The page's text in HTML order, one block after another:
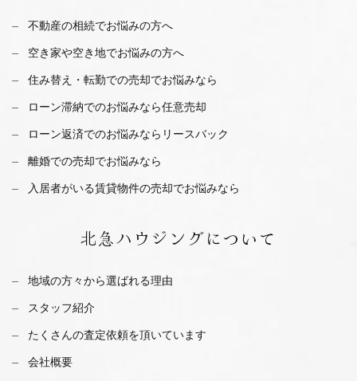
不動産の相続でお悩みの方へ
空き家や空き地でお悩みの方へ
住み替え・転勤での売却でお悩みなら
ローン滞納でのお悩みなら任意売却
ローン返済でのお悩みならリースバック
離婚での売却でお悩みなら
入居者がいる賃貸物件の売却でお悩みなら
北急ハウジングについて
地域の方々から選ばれる理由
スタッフ紹介
たくさんの査定依頼を頂いています
会社概要